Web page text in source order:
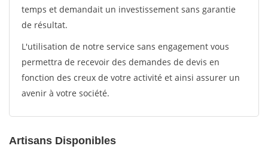
temps et demandait un investissement sans garantie
de résultat.
L'utilisation de notre service sans engagement vous
permettra de recevoir des demandes de devis en
fonction des creux de votre activité et ainsi assurer un
avenir à votre société.
Artisans Disponibles